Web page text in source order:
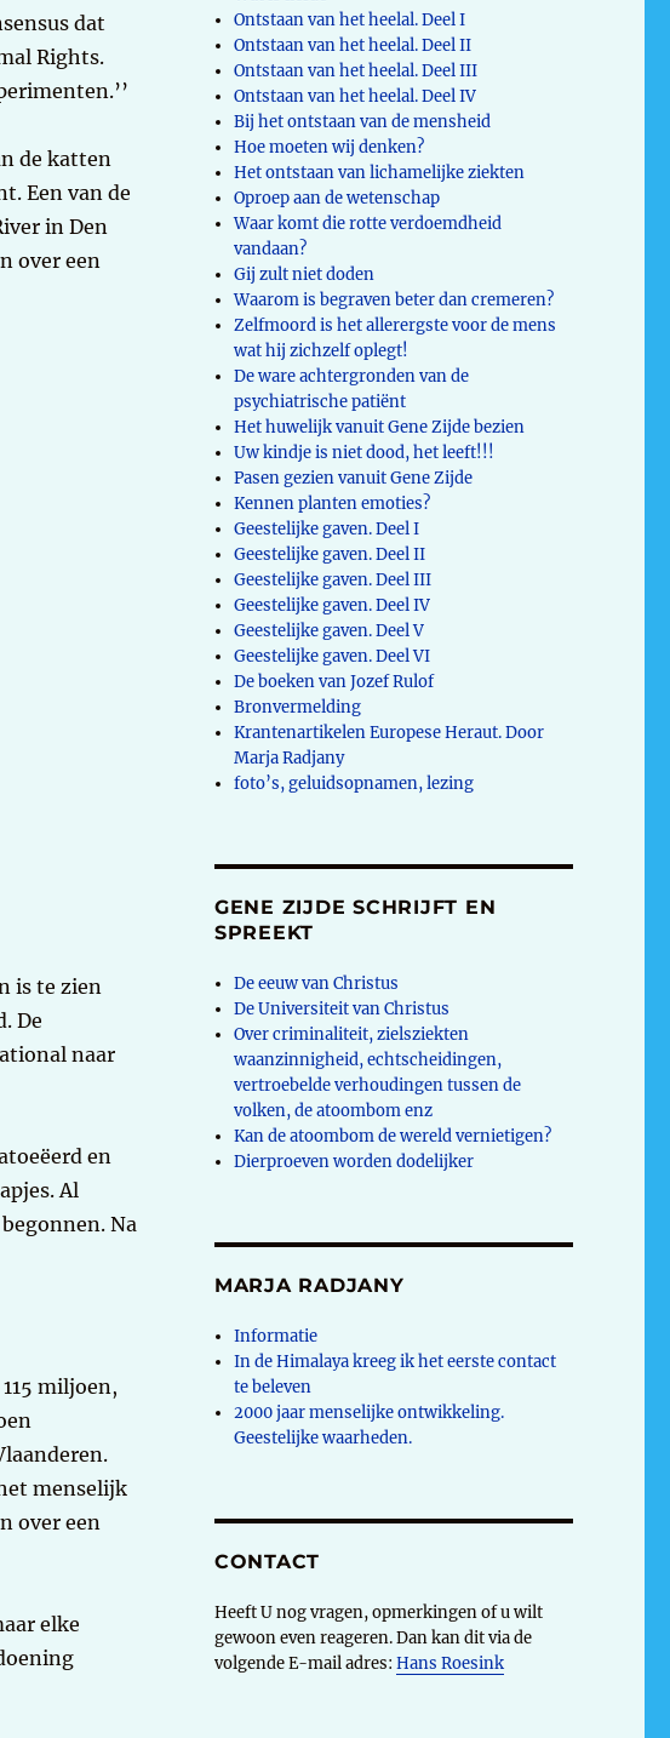
dat
Rights.
de katten
Een van de
in Den
over een
is te zien
De
naar
en
Al
Na
miljoen,
menselijk
over een
elke
Ontstaan van het heelal. Deel I
Ontstaan van het heelal. Deel II
Ontstaan van het heelal. Deel III
Ontstaan van het heelal. Deel IV
Bij het ontstaan van de mensheid
Hoe moeten wij denken?
Het ontstaan van lichamelijke ziekten
Oproep aan de wetenschap
Waar komt die rotte verdoemdheid
vandaan?
Gij zult niet doden
Waarom is begraven beter dan cremeren?
Zelfmoord is het allerergste voor de mens
wat hij zichzelf oplegt!
De ware achtergronden van de
psychiatrische patiënt
Het huwelijk vanuit Gene Zijde bezien
Uw kindje is niet dood, het leeft!!!
Pasen gezien vanuit Gene Zijde
Kennen planten emoties?
Geestelijke gaven. Deel I
Geestelijke gaven. Deel II
Geestelijke gaven. Deel III
Geestelijke gaven. Deel IV
Geestelijke gaven. Deel V
Geestelijke gaven. Deel VI
De boeken van Jozef Rulof
Bronvermelding
Krantenartikelen Europese Heraut. Door
Marja Radjany
foto’s, geluidsopnamen, lezing
GENE ZIJDE SCHRIJFT EN
SPREEKT
De eeuw van Christus
De Universiteit van Christus
Over criminaliteit, zielsziekten
waanzinnigheid, echtscheidingen,
vertroebelde verhoudingen tussen de
volken, de atoombom enz
Kan de atoombom de wereld vernietigen?
Dierproeven worden dodelijker
MARJA RADJANY
Informatie
In de Himalaya kreeg ik het eerste contact
te beleven
2000 jaar menselijke ontwikkeling.
Geestelijke waarheden.
CONTACT
Heeft U nog vragen, opmerkingen of u wilt
gewoon even reageren. Dan kan dit via de
volgende E-mail adres: Hans Roesink